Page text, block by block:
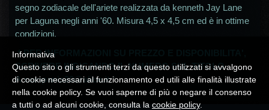
segno zodiacale dell'ariete realizzata da kenneth Jay Lane
per Laguna negli anni '60. Misura 4,5 x 4,5 cm ed è in ottime
condizioni.
* PER INFORMAZIONI SU PREZZO E DISPONIBILITA',
SCRIVERE INDICANDO IL NUMERO SUL TITOLO
Acampania30@alice.it*
Informativa
Questo sito o gli strumenti terzi da questo utilizzati si avvalgono
di cookie necessari al funzionamento ed utili alle finalità illustrate
nella cookie policy. Se vuoi saperne di più o negare il consenso
a tutti o ad alcuni cookie, consulta la cookie policy.